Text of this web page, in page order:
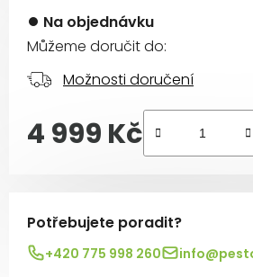
Na objednávku
Můžeme doručit do:
Možnosti doručení
4 999 Kč
Potřebujete poradit?
+420 775 998 260